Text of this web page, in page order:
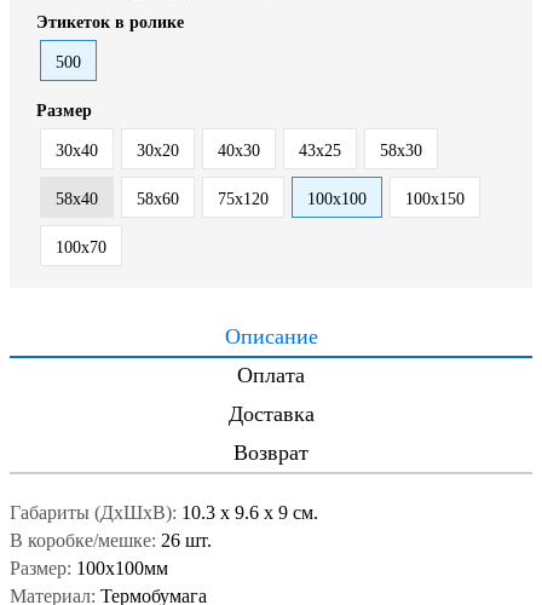
Этикеток в ролике
500
Размер
30x40 30х20 40x30 43х25 58х30
58х40 58х60 75х120 100х100 100х150
100х70
Описание
Оплата
Доставка
Возврат
Габариты (ДxШxВ): 10.3 x 9.6 x 9 см.
В коробке/мешке: 26 шт.
Размер: 100х100мм
Материал: Термобумага